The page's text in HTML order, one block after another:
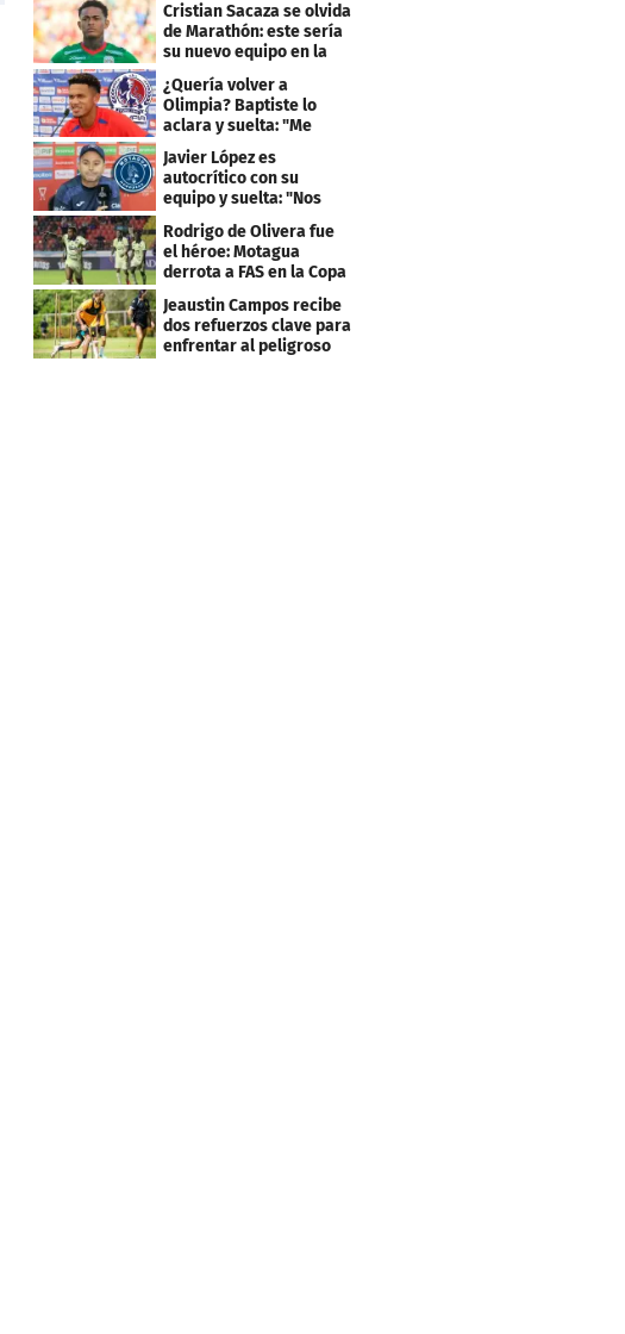
Cristian Sacaza se olvida
de Marathón: este sería
su nuevo equipo en la
Liga Nacional
¿Quería volver a
Olimpia? Baptiste lo
aclara y suelta: "Me
faltaba un equipo
grande"
Javier López es
autocrítico con su
equipo y suelta: "Nos
costó muchísimo..."
Rodrigo de Olivera fue
el héroe: Motagua
derrota a FAS en la Copa
Centroamericana
Jeaustin Campos recibe
dos refuerzos clave para
enfrentar al peligroso